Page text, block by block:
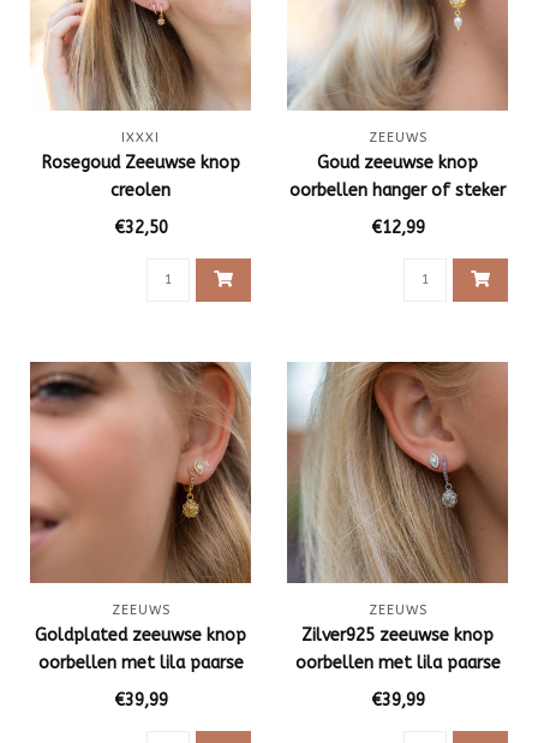
IXXXI
Rosegoud Zeeuwse knop
creolen
€32,50
ZEEUWS
Goud zeeuwse knop
oorbellen hanger of steker
€12,99
ZEEUWS
Goldplated zeeuwse knop
oorbellen met lila paarse
zirconia
€39,99
ZEEUWS
Zilver925 zeeuwse knop
oorbellen met lila paarse
zirconia
€39,99